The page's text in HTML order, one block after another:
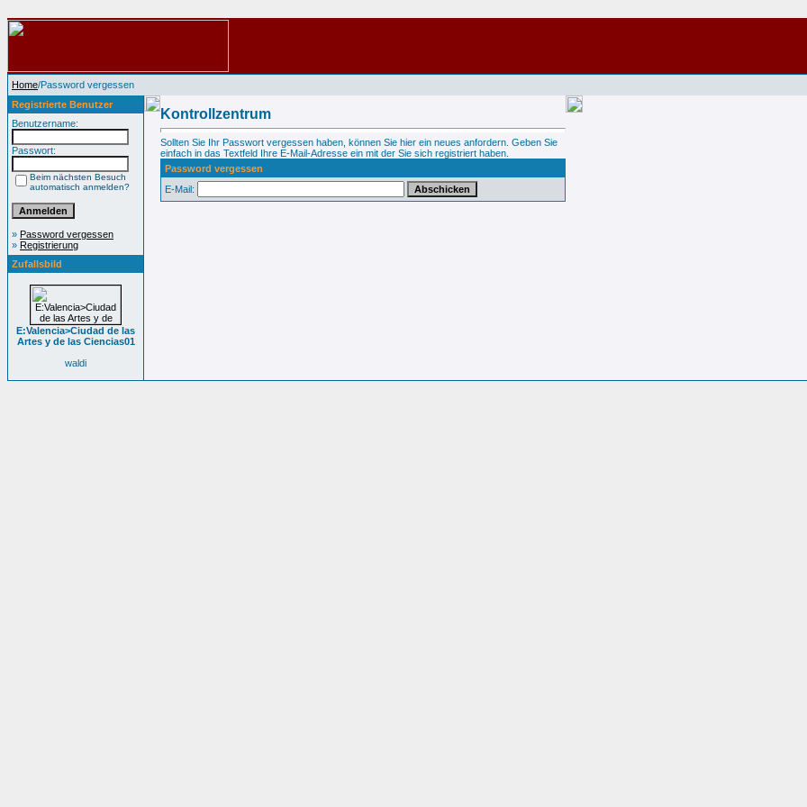
Home/Password vergessen
Registrierte Benutzer
Benutzername:
Passwort:
Beim nächsten Besuch
automatisch anmelden?
» Password vergessen
» Registrierung
Zufallsbild
E:Valencia>Ciudad de las
Artes y de las Ciencias01
waldi
Kontrollzentrum
Sollten Sie Ihr Passwort vergessen haben, können Sie hier ein neues anfordern. Geben Sie
einfach in das Textfeld Ihre E-Mail-Adresse ein mit der Sie sich registriert haben.
Password vergessen
E-Mail: